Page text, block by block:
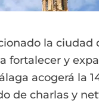
la
fortalecer y
acogerá la
de charlas y